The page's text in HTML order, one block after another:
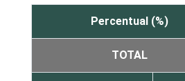
Percentual (%)
TOTAL